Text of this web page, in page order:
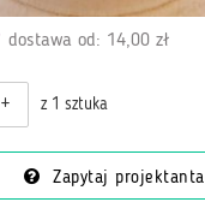
dostawa od: 14,00 zł
+ z 1 sztuka
Zapytaj projektanta